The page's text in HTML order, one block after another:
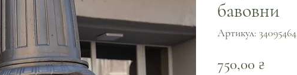
бавовни
Артикул: 34095464
750,00 ₴